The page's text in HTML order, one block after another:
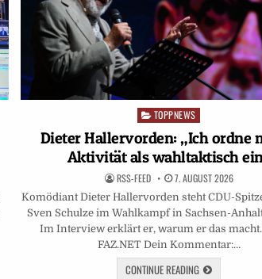
Posted
TOPPNEWS
Dieter Hallervorden: „Ich ordne
Aktivität als wahltaktisch
RSS-FEED 7. AUGUST 2026
Komödiant Dieter Hallervorden steht CDU-
Sven Schulze im Wahlkampf in Sachsen-
Im Interview erklärt er, warum er das macht.
FAZ.NET Dein Kommentar:…
CONTINUE READING